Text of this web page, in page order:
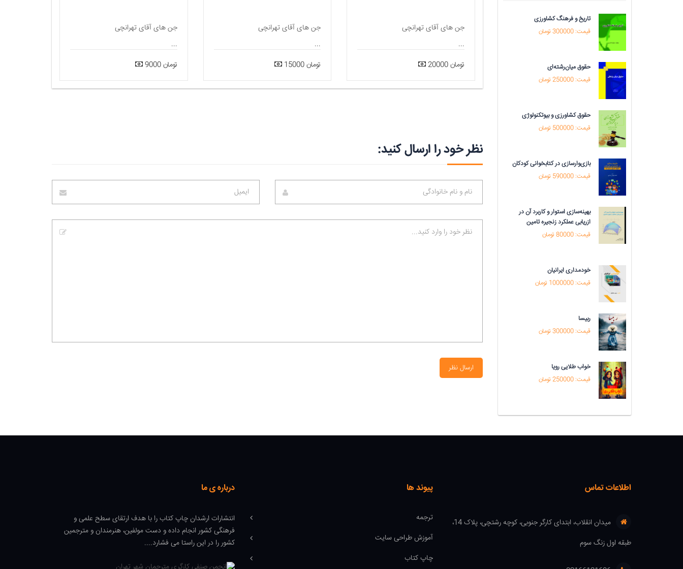
جن های آقای تهرانچی
...
9000 تومان
جن های آقای تهرانچی
...
15000 تومان
جن های آقای تهرانچی
...
20000 تومان
جن های آقای تهرانچی
...
20000 تومان
نظر خود را ارسال کنید:
ارسال نظر
تاریخ و فرهنگ کشاورزی
قیمت: 300000 تومان
حقوق میان‌رشته‌ای
قیمت: 250000 تومان
حقوق کشاورزی و بیوتکنولوژی
قیمت: 500000 تومان
بازی‌وارسازی در کتابخوانی کودکان
قیمت: 590000 تومان
بهینه‌سازی استوار و کاربرد آن در
ازریابی عملکرد زنجیره تامین
قیمت: 80000 تومان
خودمداری ایرانیان
قیمت: 1000000 تومان
ربیسا
قیمت: 300000 تومان
خواب طلایی رویا
قیمت: 250000 تومان
اطلاعات تماس
میدان انقلاب، ابتدای کارگر جنوبی، کوچه رشتچی، پلاک 14،
طبقه اول زنگ سوم
پیوند ها
ترجمه
آموزش طراحی سایت
چاپ کتاب
درباره ی ما
انتشارات ارشدان چاپ کتاب را با هدف ارتقای سطح علمی و
فرهنگی کشور انجام داده و دست مولفین، هنرمندان و مترجمین
کشور را در این راستا می فشارد....